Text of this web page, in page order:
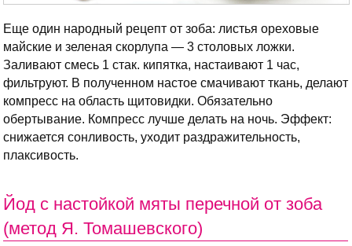
Еще один народный рецепт от зоба: листья ореховые
майские и зеленая скорлупа — 3 столовых ложки.
Заливают смесь 1 стак. кипятка, настаивают 1 час,
фильтруют. В полученном настое смачивают ткань, делают
компресс на область щитовидки. Обязательно
обертывание. Компресс лучше делать на ночь. Эффект:
снижается сонливость, уходит раздражительность,
плаксивость.
Йод с настойкой мяты перечной от зоба
(метод Я. Томашевского)